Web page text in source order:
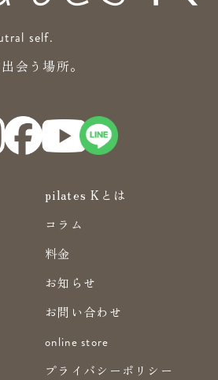
self.
会う場所。
pilates Kとは
コラム
料金
お知らせ
お問い合わせ
online store
プライバシーポリシー